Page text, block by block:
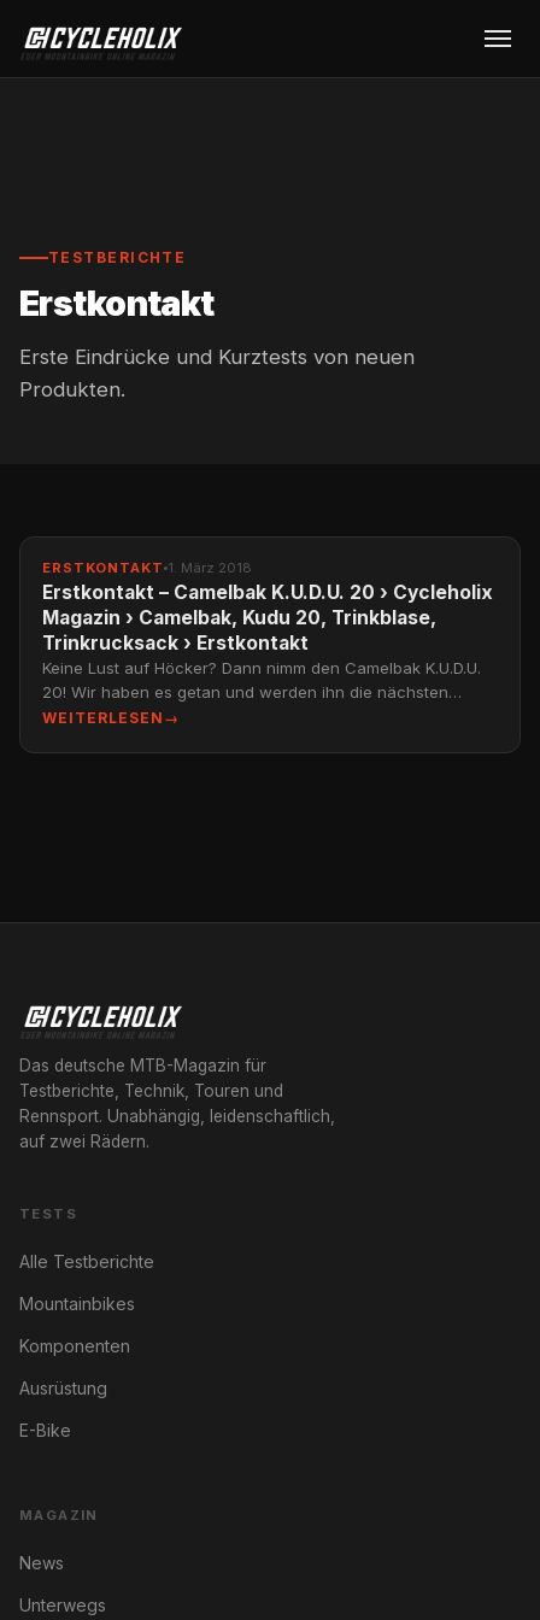
TESTBERICHTE
Erstkontakt
Erste Eindrücke und Kurztests von neuen
Produkten.
ERSTKONTAKT
ERSTKONTAKT 1. März 2018
Erstkontakt – Camelbak K.U.D.U. 20 › Cycleholix
Magazin › Camelbak, Kudu 20, Trinkblase,
Trinkrucksack › Erstkontakt
Keine Lust auf Höcker? Dann nimm den Camelbak K.U.D.U.
20! Wir haben es getan und werden ihn die nächsten
Monate für euch testen.
WEITERLESEN →
Das deutsche MTB-Magazin für
Testberichte, Technik, Touren und
Rennsport. Unabhängig, leidenschaftlich,
auf zwei Rädern.
TESTS
Alle Testberichte
Mountainbikes
Komponenten
Ausrüstung
E-Bike
MAGAZIN
News
Unterwegs